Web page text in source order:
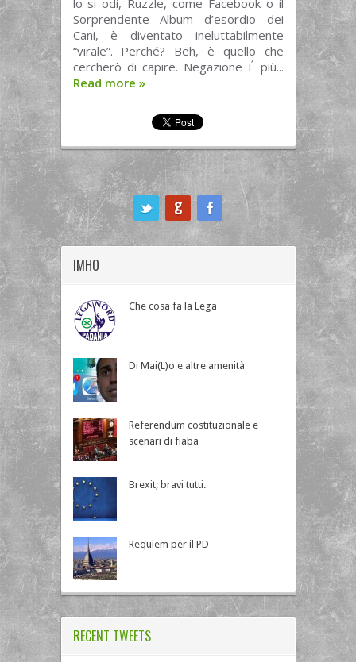
lo si odi, Ruzzle, come Facebook o il
Sorprendente Album d’esordio dei
Cani, è diventato ineluttabilmente
“virale”. Perché? Beh, è quello che
cercherò di capire. Negazione É più...
Read more »
IMHO
Che cosa fa la Lega
Di Mai(L)o e altre amenità
Referendum costituzionale e
scenari di fiaba
Brexit; bravi tutti.
Requiem per il PD
RECENT TWEETS